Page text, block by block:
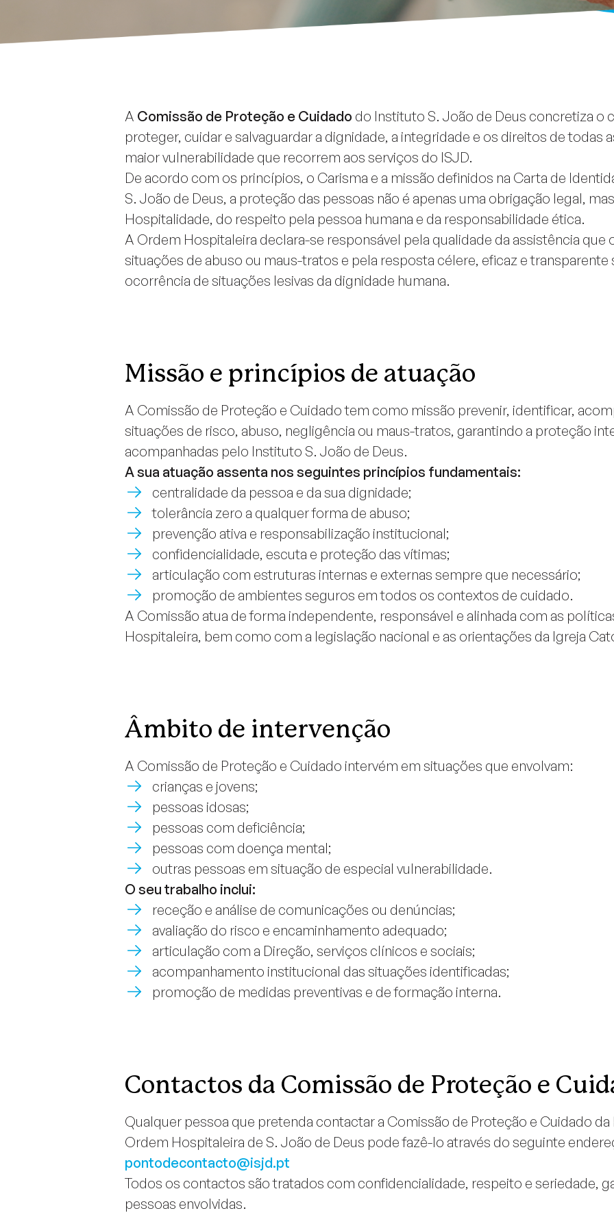
A Comissão de Proteção e Cuidado do Instituto S. João de Deus concretiza
proteger, cuidar e salvaguardar a dignidade, a integridade e os direitos de todas
maior vulnerabilidade que recorrem aos serviços do ISJD.
De acordo com os princípios, o Carisma e a missão definidos na Carta de
S. João de Deus, a proteção das pessoas não é apenas uma obrigação legal,
Hospitalidade, do respeito pela pessoa humana e da responsabilidade ética.
A Ordem Hospitaleira declara-se responsável pela qualidade da assistência que
situações de abuso ou maus-tratos e pela resposta célere, eficaz e transparente
ocorrência de situações lesivas da dignidade humana.
Missão e princípios de atuação
A Comissão de Proteção e Cuidado tem como missão prevenir, identificar,
situações de risco, abuso, negligência ou maus-tratos, garantindo a proteção
acompanhadas pelo Instituto S. João de Deus.
A sua atuação assenta nos seguintes princípios fundamentais:
centralidade da pessoa e da sua dignidade;
tolerância zero a qualquer forma de abuso;
prevenção ativa e responsabilização institucional;
confidencialidade, escuta e proteção das vítimas;
articulação com estruturas internas e externas sempre que necessário;
promoção de ambientes seguros em todos os contextos de cuidado.
A Comissão atua de forma independente, responsável e alinhada com as
Hospitaleira, bem como com a legislação nacional e as orientações da Igreja
Âmbito de intervenção
A Comissão de Proteção e Cuidado intervém em situações que envolvam:
crianças e jovens;
pessoas idosas;
pessoas com deficiência;
pessoas com doença mental;
outras pessoas em situação de especial vulnerabilidade.
O seu trabalho inclui:
receção e análise de comunicações ou denúncias;
avaliação do risco e encaminhamento adequado;
articulação com a Direção, serviços clínicos e sociais;
acompanhamento institucional das situações identificadas;
promoção de medidas preventivas e de formação interna.
Contactos da Comissão de Proteção e
Qualquer pessoa que pretenda contactar a Comissão de Proteção e Cuidado
Ordem Hospitaleira de S. João de Deus pode fazê-lo através do seguinte
pontodecontacto@isjd.pt
Todos os contactos são tratados com confidencialidade, respeito e seriedade,
pessoas envolvidas.